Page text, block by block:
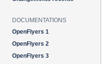
DOCUMENTATIONS
OpenFlyers 1
OpenFlyers 2
OpenFlyers 3